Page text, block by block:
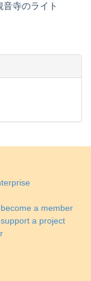
寺のライト
a member
a project